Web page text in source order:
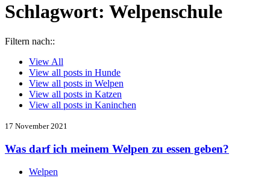
Schlagwort: Welpenschule
Filtern nach::
View All
View all posts in Hunde
View all posts in Welpen
View all posts in Katzen
View all posts in Kaninchen
17 November 2021
Was darf ich meinem Welpen zu essen geben?
Welpen